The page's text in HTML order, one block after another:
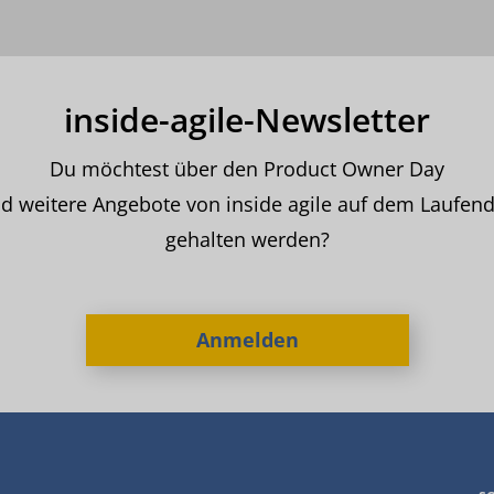
inside-agile-Newsletter
Du möchtest über den Product Owner Day
weitere Angebote von inside agile auf dem
gehalten werden?
Anmelden